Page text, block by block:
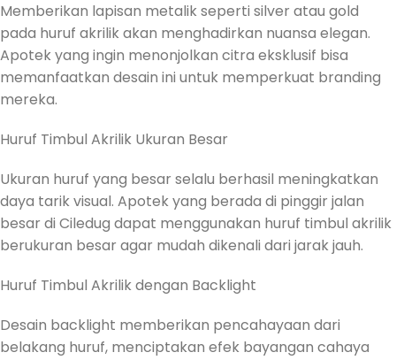
Memberikan lapisan metalik seperti silver atau gold
pada huruf akrilik akan menghadirkan nuansa elegan.
Apotek yang ingin menonjolkan citra eksklusif bisa
memanfaatkan desain ini untuk memperkuat branding
mereka.
Huruf Timbul Akrilik Ukuran Besar
Ukuran huruf yang besar selalu berhasil meningkatkan
daya tarik visual. Apotek yang berada di pinggir jalan
besar di Ciledug dapat menggunakan huruf timbul akrilik
berukuran besar agar mudah dikenali dari jarak jauh.
Huruf Timbul Akrilik dengan Backlight
Desain backlight memberikan pencahayaan dari
belakang huruf, menciptakan efek bayangan cahaya